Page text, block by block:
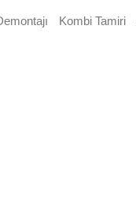
Kombi Tamiri